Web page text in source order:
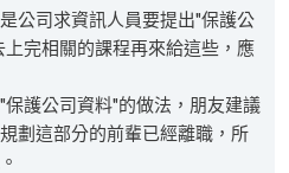
公司求資訊人員要提出"保護公
完相關的課程再來給這些，應
護公司資料"的做法，朋友建議
劃這部分的前輩已經離職，所